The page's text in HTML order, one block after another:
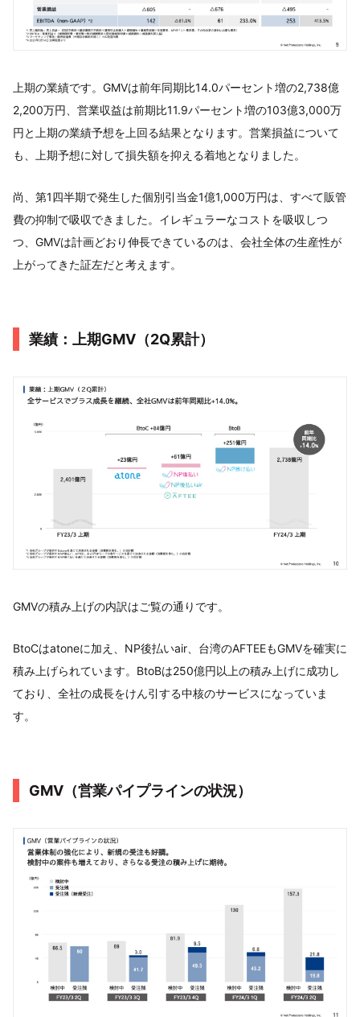
上期の業績です。GMVは前年同期比14.0パーセント増の2,738億
2,200万円、営業収益は前期比11.9パーセント増の103億3,000万
円と上期の業績予想を上回る結果となります。営業損益について
も、上期予想に対して損失額を抑える着地となりました。
尚、第1四半期で発生した個別引当金1億1,000万円は、すべて販管
費の抑制で吸収できました。イレギュラーなコストを吸収しつ
つ、GMVは計画どおり伸長できているのは、会社全体の生産性が
上がってきた証左だと考えます。
業績：上期GMV（2Q累計）
GMVの積み上げの内訳はご覧の通りです。
BtoCはatoneに加え、NP後払いair、台湾のAFTEEもGMVを確実に
積み上げられています。BtoBは250億円以上の積み上げに成功し
ており、全社の成長をけん引する中核のサービスになっていま
す。
GMV（営業パイプラインの状況）